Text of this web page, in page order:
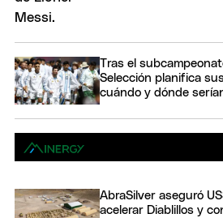
Tras el
Selección planifica
cuándo y dónde
AbraSilver aseguró
acelerar Diablillos y